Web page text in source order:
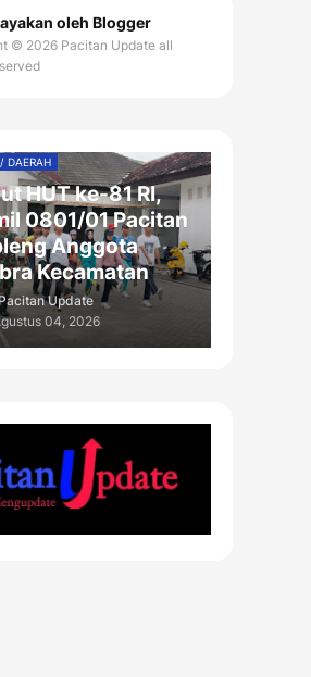
oleh Blogger
© 2026 Pacitan Update all
DAERAH
HUT ke-81 RI,
0801/01 Pacitan
Anggota
Kecamatan
Pacitan Update
04, 2026